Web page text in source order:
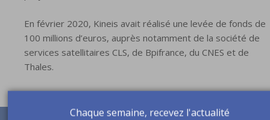
En février 2020, Kineis avait réalisé une levée de fonds de
100 millions d’euros, auprès notamment de la société de
services satellitaires CLS, de Bpifrance, du CNES et de
Thales.
Chaque semaine, recevez l'actualité